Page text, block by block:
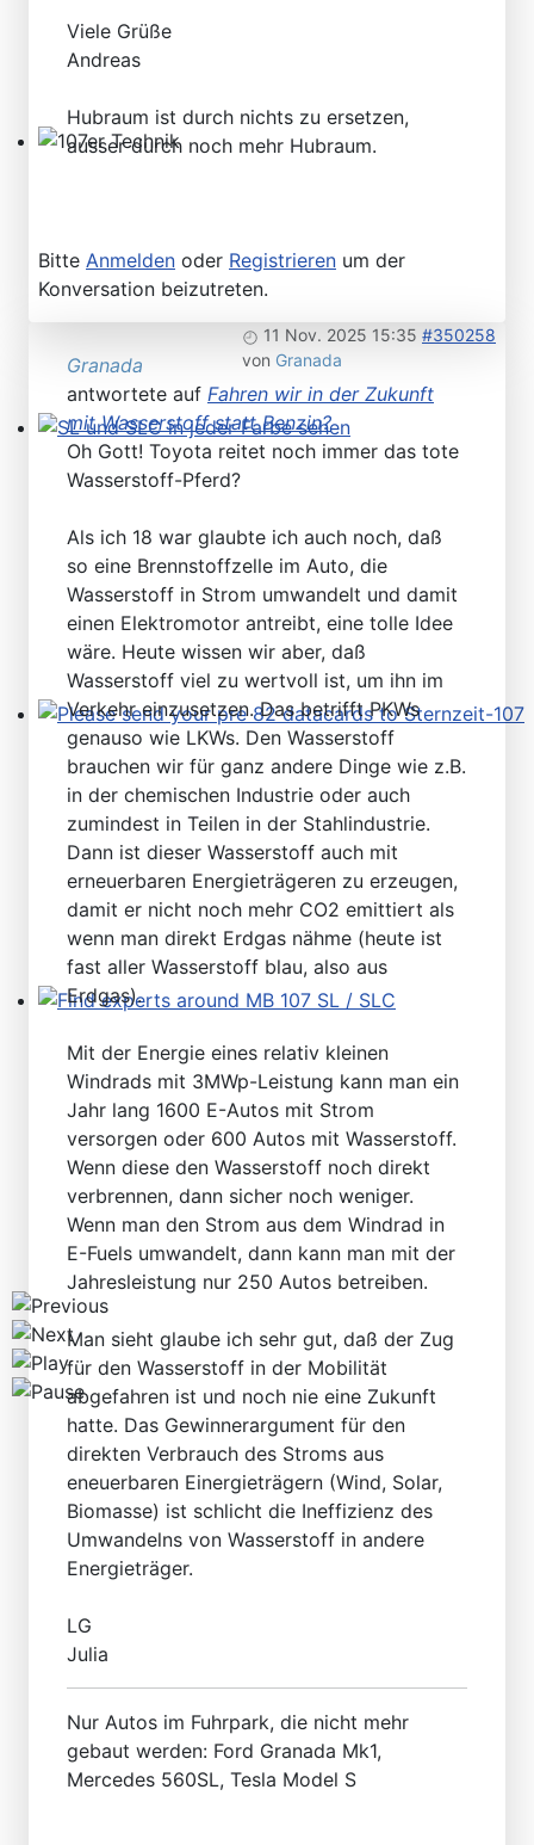
SL und SLC in jeder Farbe sehen
Please send your pre 82 datacards to Sternzeit-107
Viele Grüße
Andreas
Hubraum ist durch nichts zu ersetzen,
ausser durch noch mehr Hubraum.
Bitte Anmelden oder Registrieren um der
Konversation beizutreten.
11 Nov. 2025 15:35 #350258
von Granada
Granada
antwortete auf Fahren wir in der Zukunft
mit Wasserstoff statt Benzin?
Oh Gott! Toyota reitet noch immer das tote
Wasserstoff-Pferd?
Als ich 18 war glaubte ich auch noch, daß
so eine Brennstoffzelle im Auto, die
Wasserstoff in Strom umwandelt und damit
einen Elektromotor antreibt, eine tolle Idee
wäre. Heute wissen wir aber, daß
Wasserstoff viel zu wertvoll ist, um ihn im
Verkehr einzusetzen. Das betrifft PKWs
genauso wie LKWs. Den Wasserstoff
brauchen wir für ganz andere Dinge wie z.B.
in der chemischen Industrie oder auch
zumindest in Teilen in der Stahlindustrie.
Dann ist dieser Wasserstoff auch mit
erneuerbaren Energieträgeren zu erzeugen,
damit er nicht noch mehr CO2 emittiert als
wenn man direkt Erdgas nähme (heute ist
fast aller Wasserstoff blau, also aus
Erdgas).
Mit der Energie eines relativ kleinen
Windrads mit 3MWp-Leistung kann man ein
Jahr lang 1600 E-Autos mit Strom
versorgen oder 600 Autos mit Wasserstoff.
Wenn diese den Wasserstoff noch direkt
verbrennen, dann sicher noch weniger.
Wenn man den Strom aus dem Windrad in
E-Fuels umwandelt, dann kann man mit der
Jahresleistung nur 250 Autos betreiben.
Man sieht glaube ich sehr gut, daß der Zug
für den Wasserstoff in der Mobilität
abgefahren ist und noch nie eine Zukunft
hatte. Das Gewinnerargument für den
direkten Verbrauch des Stroms aus
eneuerbaren Einergieträgern (Wind, Solar,
Biomasse) ist schlicht die Ineffizienz des
Umwandelns von Wasserstoff in andere
Energieträger.
LG
Julia
Nur Autos im Fuhrpark, die nicht mehr
gebaut werden: Ford Granada Mk1,
Mercedes 560SL, Tesla Model S